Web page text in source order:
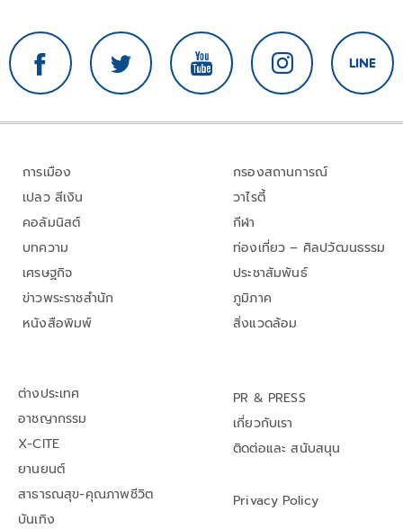
การเมือง
เปลว สีเงิน
คอลัมนิสต์
บทความ
เศรษฐกิจ
ข่าวพระราชสำนัก
หนังสือพิมพ์
กรองสถานการณ์
วาไรตี้
กีฬา
ท่องเที่ยว – ศิลปวัฒนธรรม
ประชาสัมพันธ์
ภูมิภาค
สิ่งแวดล้อม
ต่างประเทศ
อาชญากรรม
X-CITE
ยานยนต์
สาธารณสุข-คุณภาพชีวิต
บันเทิง
PR & PRESS
เกี่ยวกับเรา
ติดต่อและ สนับสนุน
Privacy Policy